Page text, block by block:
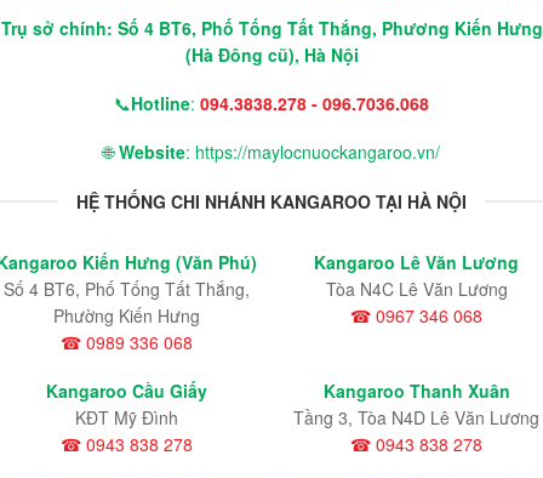
Trụ sở chính: Số 4 BT6, Phố Tống Tất Thắng, Phương Kiến Hưng
(Hà Đông cũ), Hà Nội
📞Hotline: 094.3838.278 - 096.7036.068
🌐Website: https://maylocnuockangaroo.vn/
HỆ THỐNG CHI NHÁNH KANGAROO TẠI HÀ NỘI
Kiến Hưng (Văn Phú)
Số 4 BT6, Phố Tống Tất Thắng,
Phường Kiến Hưng
☎ 0989 336 068
Kangaroo Lê Văn Lương
Tòa N4C Lê Văn Lương
☎ 0967 346 068
Kangaroo Cầu Giấy
KĐT Mỹ Đình
☎ 0943 838 278
Kangaroo Thanh Xuân
Tầng 3, Tòa N4D Lê Văn Lương
☎ 0943 838 278